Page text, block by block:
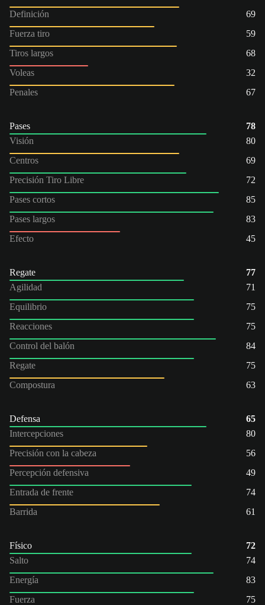
Definición
69
Fuerza tiro
59
Tiros largos
68
Voleas
32
Penales
67
Pases
78
Visión
80
Centros
69
Precisión Tiro Libre
72
Pases cortos
85
Pases largos
83
Efecto
45
Regate
77
Agilidad
71
Equilibrio
75
Reacciones
75
Control del balón
84
Regate
75
Compostura
63
Defensa
65
Intercepciones
80
Precisión con la cabeza
56
Percepción defensiva
49
Entrada de frente
74
Barrida
61
Físico
72
Salto
74
Energía
83
Fuerza
75